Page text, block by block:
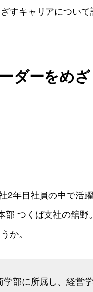
すキャリアについて
ダーをめ
2年目社員の中で活
部 つくば支社の舘
か。
学部に所属し、経営